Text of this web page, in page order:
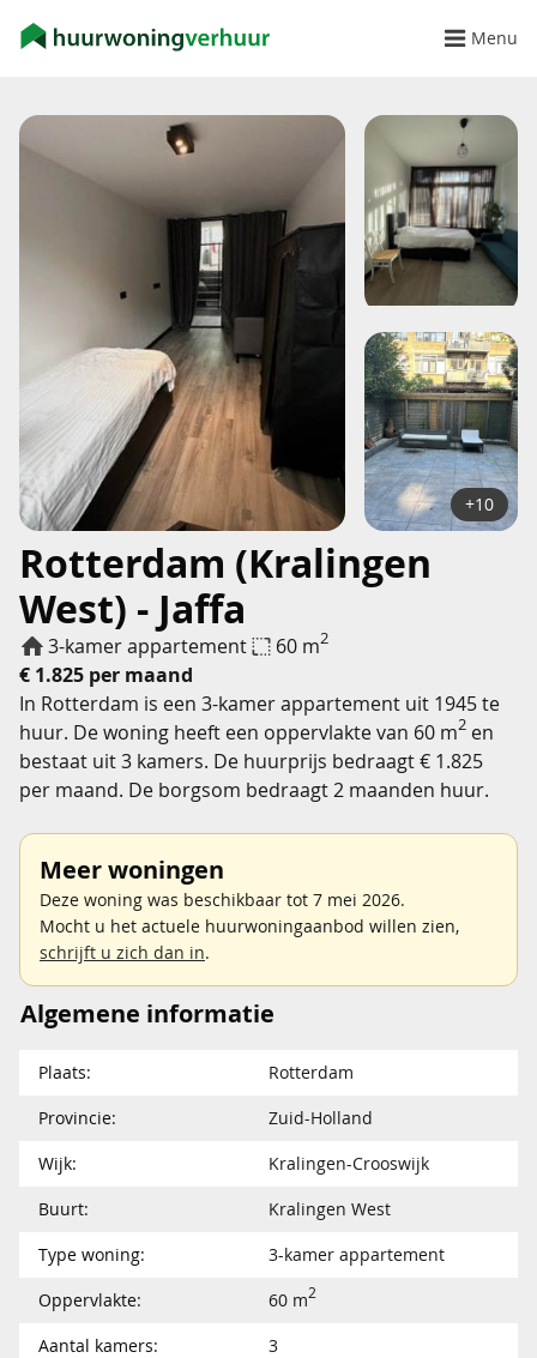
Menu
Rotterdam (Kralingen
West) - Jaffa
3-kamer appartement 60 m2
€ 1.825 per maand
+10
In Rotterdam is een 3-kamer appartement uit 1945 te
huur. De woning heeft een oppervlakte van 60 m2 en
bestaat uit 3 kamers. De huurprijs bedraagt € 1.825
per maand. De borgsom bedraagt 2 maanden huur.
Meer woningen
Deze woning was beschikbaar tot 7 mei 2026.
Mocht u het actuele huurwoningaanbod willen zien,
schrijft u zich dan in.
Algemene informatie
Plaats:
Rotterdam
Provincie:
Zuid-Holland
Wijk:
Kralingen-Crooswijk
Buurt:
Kralingen West
Type woning:
3-kamer appartement
Oppervlakte:
60 m2
Aantal kamers:
3